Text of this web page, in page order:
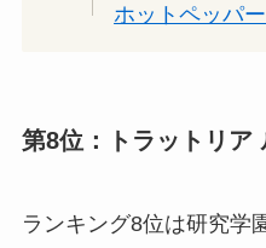
ホットペッパ
第8位：トラットリア
ランキング8位は研究学